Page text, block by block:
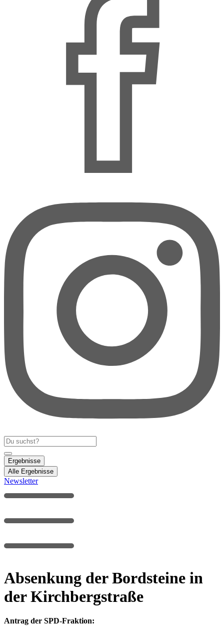
Search
...
Ergebnisse
Alle Ergebnisse
Newsletter
Absenkung der Bordsteine in
der Kirchbergstraße
Antrag der SPD-Fraktion: